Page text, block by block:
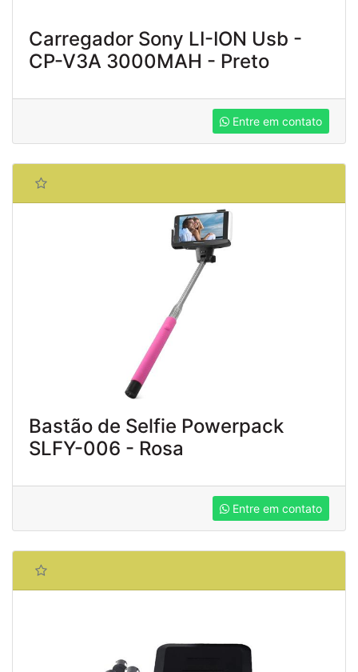
Carregador Sony LI-ION Usb -
CP-V3A 3000MAH - Preto
Entre em contato
Bastão de Selfie Powerpack
SLFY-006 - Rosa
Entre em contato